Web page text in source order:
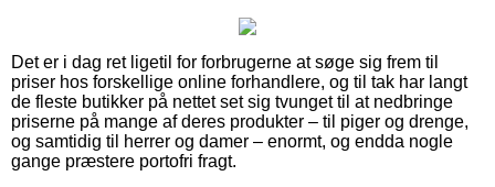
Det er i dag ret ligetil for forbrugerne at søge sig frem til
priser hos forskellige online forhandlere, og til tak har langt
de fleste butikker på nettet set sig tvunget til at nedbringe
priserne på mange af deres produkter – til piger og drenge,
og samtidig til herrer og damer – enormt, og endda nogle
gange præstere portofri fragt.